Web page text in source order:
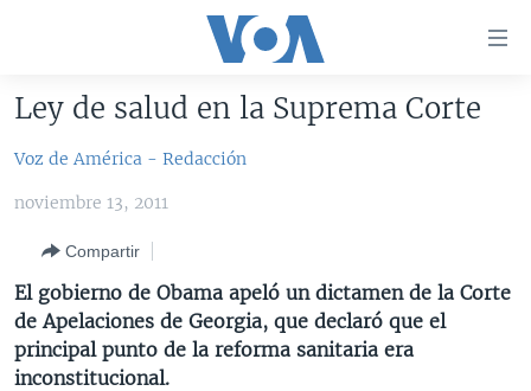
accesibilidad
al
principal
navegador
principal
Salte
AMÉRICA DEL NORTE
EEUU
MÉXICO
HAITÍ
ELECCIONES EEUU 2024
ELECCIONES EEUU
VOTO DIVIDIDO
VOA VERIFICA
VOA VERIFICA UCRANIA/RUSIA
VOA VERIFICA INMIGRACIÓN
VOA VERIFICA AMÉRICA LATINA
AMÉRICA LATINA
ARGENTINA
BOLIVIA
COLOMBIA
CHINA EN AMÉRICA LATINA
CENTROAMÉRICA
COSTA RICA
OTRAS SECCIONES
Ley de salud en la Suprema Corte
Voz de América - Redacción
noviembre 13, 2011
Compartir
El gobierno de Obama apeló un dictamen de la Corte
de Apelaciones de Georgia, que declaró que el
principal punto de la reforma sanitaria era
inconstitucional.